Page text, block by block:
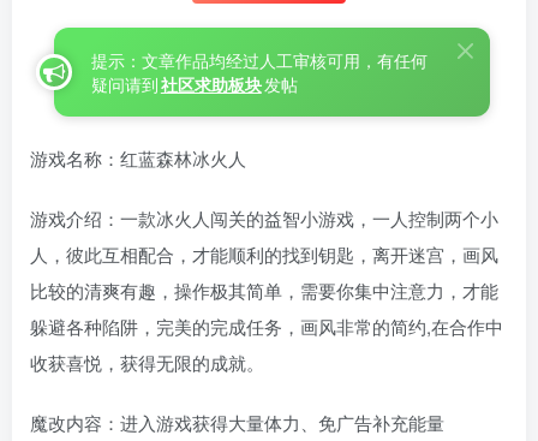
提示：文章作品均经过人工审核可用，有任何
疑问请到社区求助板块发帖
游戏名称：红蓝森林冰火人
游戏介绍：一款冰火人闯关的益智小游戏，一人控制两个小
人，彼此互相配合，才能顺利的找到钥匙，离开迷宫，画风
比较的清爽有趣，操作极其简单，需要你集中注意力，才能
躲避各种陷阱，完美的完成任务，画风非常的简约,在合作中
收获喜悦，获得无限的成就。
魔改内容：进入游戏获得大量体力、免广告补充能量